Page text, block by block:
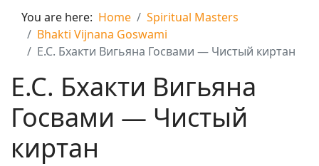
You are here: Home
Spiritual Masters
Bhakti Vijnana Goswami
Е.С. Бхакти Вигьяна Госвами — Чистый киртан
Е.С. Бхакти Вигьяна
Госвами — Чистый
киртан